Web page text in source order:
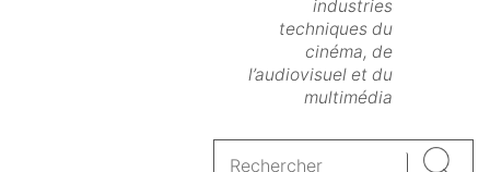
industries
techniques du
cinéma, de
l’audiovisuel et du
multimédia